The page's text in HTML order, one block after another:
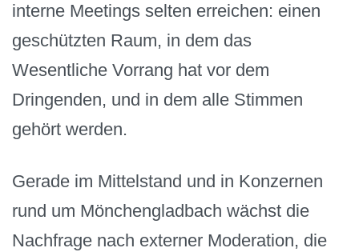
interne Meetings selten erreichen: einen
geschützten Raum, in dem das
Wesentliche Vorrang hat vor dem
Dringenden, und in dem alle Stimmen
gehört werden.
Gerade im Mittelstand und in Konzernen
rund um Mönchengladbach wächst die
Nachfrage nach externer Moderation, die